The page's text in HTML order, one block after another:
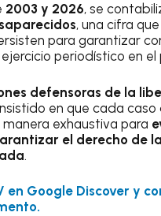
2003 y 2026, se
, una cifra
para garantizar
periodístico en el
defensoras de la
en que cada caso
exhaustiva para
el derecho de
.
en Google Discover y